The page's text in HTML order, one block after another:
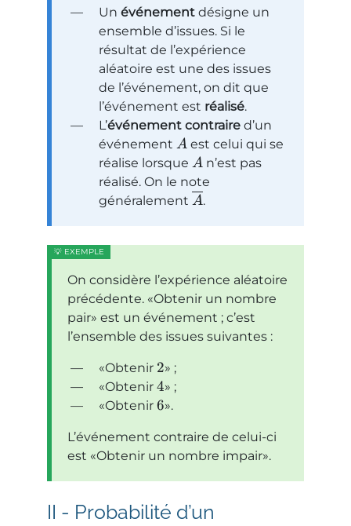
Un événement désigne un
ensemble d’issues. Si le
résultat de l’expérience
aléatoire est une des issues
de l’événement, on dit que
l’événement est réalisé.
L’événement contraire d’un
événement A est celui qui se
réalise lorsque A n’est pas
réalisé. On le note
généralement A.
On considère l’expérience aléatoire
précédente.
Obtenir un nombre
pair
est un événement ; c’est
l’ensemble des issues suivantes :
Obtenir 2
;
Obtenir 4
;
Obtenir 6 .
L’événement contraire de celui-ci
est
Obtenir un nombre impair .
Probabilité d’un